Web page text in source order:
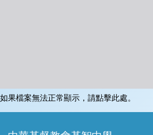
如果檔案無法正常顯示，請點擊此處。